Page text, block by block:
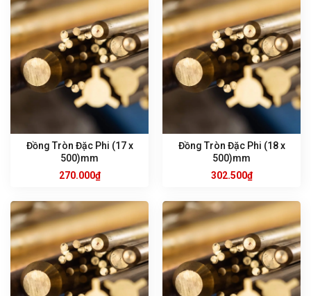
Đồng Tròn Đặc Phi (17 x
500)mm
270.000₫
Đồng Tròn Đặc Phi (18 x
500)mm
302.500₫